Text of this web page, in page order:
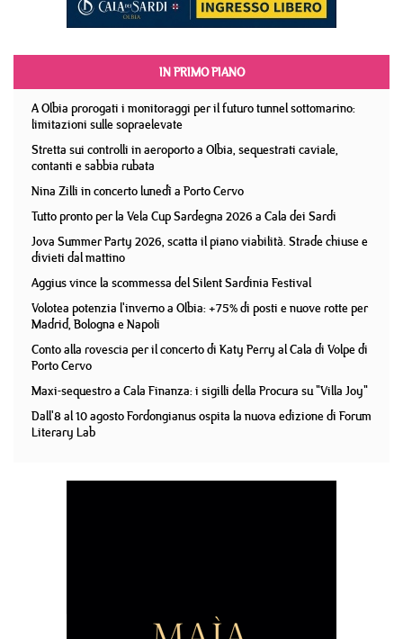
IN PRIMO PIANO
A Olbia prorogati i monitoraggi per il futuro tunnel sottomarino:
limitazioni sulle sopraelevate
Stretta sui controlli in aeroporto a Olbia, sequestrati caviale,
contanti e sabbia rubata
Nina Zilli in concerto lunedì a Porto Cervo
Tutto pronto per la Vela Cup Sardegna 2026 a Cala dei Sardi
Jova Summer Party 2026, scatta il piano viabilità. Strade chiuse e
divieti dal mattino
Aggius vince la scommessa del Silent Sardinia Festival
Volotea potenzia l'inverno a Olbia: +75% di posti e nuove rotte per
Madrid, Bologna e Napoli
Conto alla rovescia per il concerto di Katy Perry al Cala di Volpe di
Porto Cervo
Maxi-sequestro a Cala Finanza: i sigilli della Procura su "Villa Joy"
Dall'8 al 10 agosto Fordongianus ospita la nuova edizione di Forum
Literary Lab